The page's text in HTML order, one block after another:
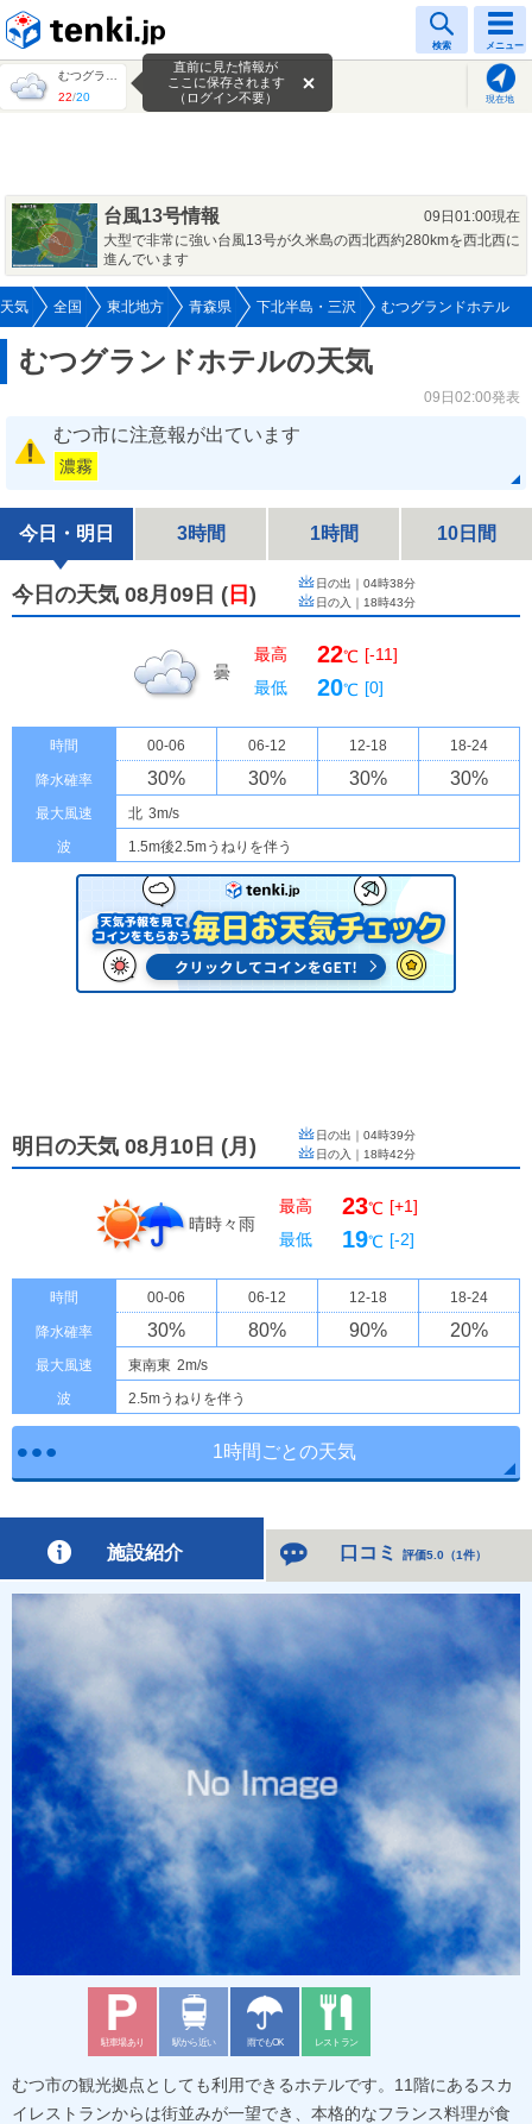
検索 メニュー
22/20 現在地
直前に見た情報が
ここに保存されます
（ログイン不要）
台風13号情報
09日01:00現在
大型で非常に強い台風13号が久米島の西北西約280kmを西北西に
進んでいます
気 全国 東北地方 青森県 下北半島・三沢 むつグランドホテル
むつグランドホテルの天気
09日02:00発表
むつ市に注意報が出ています
濃霧
今日・明日 3時間 1時間 10日間
今日の天気 08月09日 ( 日 ) 日の出｜ 04時38分
日の入｜ 18時43分
曇
最高 22℃ [-11]
最低
20℃ [0]
時間 00-06 06-12 12-18 18-24
降水確率 30% 30% 30% 30%
最大風速 北 3m/s
波
1.5m後2.5mうねりを伴う
明日の天気 08月10日 (月 ) 日の出｜ 04時39分
日の入｜ 18時42分
晴時々雨
最高 23℃ [+1]
最低
19℃ [-2]
時間 00-06 06-12 12-18 18-24
降水確率 30% 80% 90% 20%
最大風速 東南東 2m/s
波
2.5mうねりを伴う
1時間ごとの天気
施設紹介 口コミ 評価5.0 （1件）
駐車場あり 駅から近い 雨でもOK レストラン
むつ市の観光拠点としても利用できるホテルです。11階にあるスカ
イレストランからは街並みが一望でき、本格的なフランス料理が食